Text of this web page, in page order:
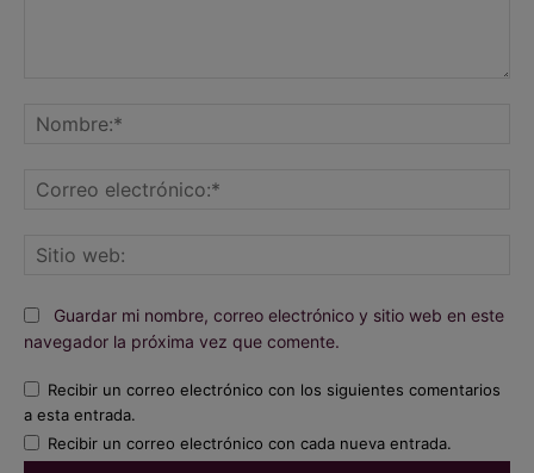
Guardar mi nombre, correo electrónico y sitio web en este
navegador la próxima vez que comente.
Recibir un correo electrónico con los siguientes comentarios
a esta entrada.
Recibir un correo electrónico con cada nueva entrada.